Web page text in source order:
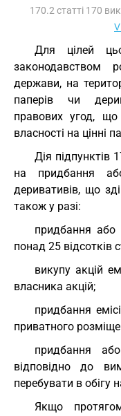
170.2 статті 170
Для цілей
законодавством
держави, на
паперів чи
правових угод,
власності на цінні
Дія підпунктів
на придбання
деривативів, що
також у разі:
придбання або
понад 25 відсотків
викупу акцій
власника акцій;
придбання
приватного
придбання
відповідно до
перебувати в обігу
Якщо